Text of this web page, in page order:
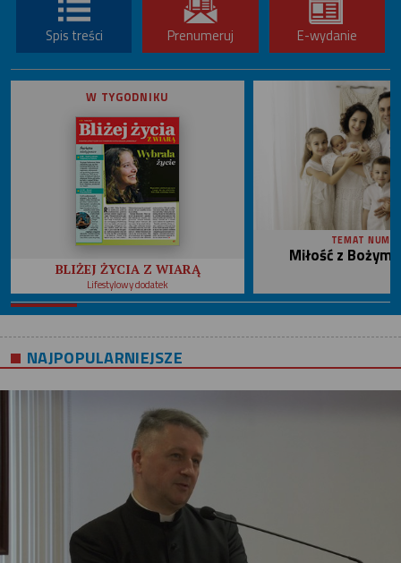
Spis treści Prenumeruj E-wydanie
W TYGODNIKU
BLIŻEJ ŻYCIA Z WIARĄ
Lifestylowy dodatek
TEMAT
Miłość z
NAJPOPULARNIEJSZE